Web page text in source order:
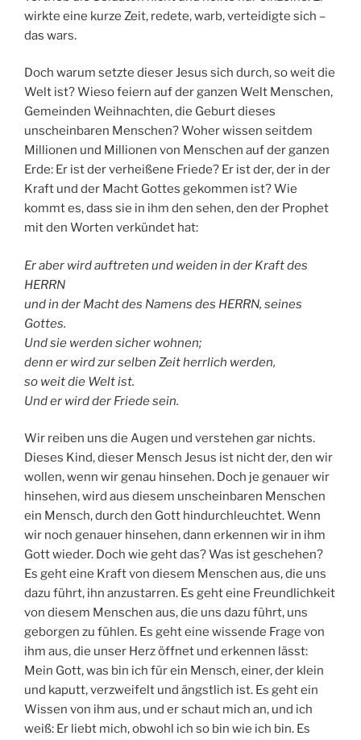
wirkte eine kurze Zeit, redete, warb, verteidigte sich –
das wars.
Doch warum setzte dieser Jesus sich durch, so weit die
Welt ist? Wieso feiern auf der ganzen Welt Menschen,
Gemeinden Weihnachten, die Geburt dieses
unscheinbaren Menschen? Woher wissen seitdem
Millionen und Millionen von Menschen auf der ganzen
Erde: Er ist der verheißene Friede? Er ist der, der in der
Kraft und der Macht Gottes gekommen ist? Wie
kommt es, dass sie in ihm den sehen, den der Prophet
mit den Worten verkündet hat:
Er aber wird auftreten und weiden in der Kraft des
HERRN
und in der Macht des Namens des HERRN, seines
Gottes.
Und sie werden sicher wohnen;
denn er wird zur selben Zeit herrlich werden,
so weit die Welt ist.
Und er wird der Friede sein.
Wir reiben uns die Augen und verstehen gar nichts.
Dieses Kind, dieser Mensch Jesus ist nicht der, den wir
wollen, wenn wir genau hinsehen. Doch je genauer wir
hinsehen, wird aus diesem unscheinbaren Menschen
ein Mensch, durch den Gott hindurchleuchtet. Wenn
wir noch genauer hinsehen, dann erkennen wir in ihm
Gott wieder. Doch wie geht das? Was ist geschehen?
Es geht eine Kraft von diesem Menschen aus, die uns
dazu führt, ihn anzustarren. Es geht eine Freundlichkeit
von diesem Menschen aus, die uns dazu führt, uns
geborgen zu fühlen. Es geht eine wissende Frage von
ihm aus, die unser Herz öffnet und erkennen lässt:
Mein Gott, was bin ich für ein Mensch, einer, der klein
und kaputt, verzweifelt und ängstlich ist. Es geht ein
Wissen von ihm aus, und er schaut mich an, und ich
weiß: Er liebt mich, obwohl ich so bin wie ich bin. Es